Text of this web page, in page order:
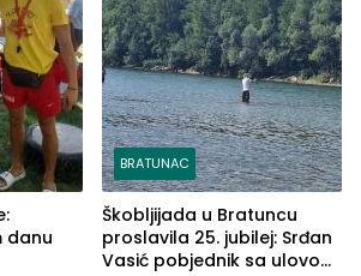
danu
BRATUNAC
Škobljijada u Bratuncu
proslavila 25. jubilej: Srđan
Vasić pobjednik sa ulovom